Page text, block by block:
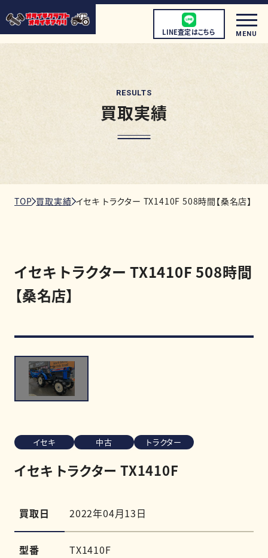
LINE査定はこちら MENU
店頭買取について
買取実績
受付時間11:00-20:00（定休日:木曜日）
LINE査定を申し込む
RESULTS
買取実績
TOP 買取実績 イセキ トラクター TX1410F 508時間【桑名店】
イセキ トラクター TX1410F 508時間
【桑名店】
イセキ 中古 トラクター
イセキ トラクター TX1410F
買取日 2022年04月13日
型番 TX1410F